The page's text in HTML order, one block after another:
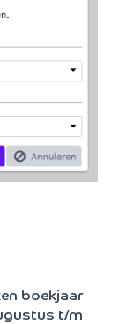
boekjaar
t/m